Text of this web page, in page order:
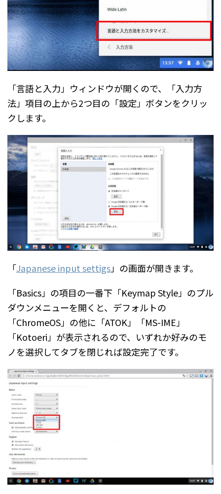
「言語と入力」ウィンドウが開くので、「入力方
法」項目の上から2つ目の「設定」ボタンをクリッ
クします。
「Japanese input settigs」の画面が開きます。
「Basics」の項目の一番下「Keymap Style」のプル
ダウンメニューを開くと、デフォルトの
「ChromeOS」の他に「ATOK」「MS-IME」
「Kotoeri」が表示されるので、いずれか好みのモ
ノを選択してタブを閉じれば設定完了です。